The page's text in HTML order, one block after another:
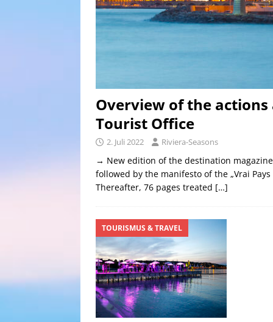
Overview of the
Tourist Office
2. Juli 2022 Riviera-Seasons
→ New edition of the destination
followed by the manifesto of the „Vrai
Thereafter, 76 pages treated […]
TOURISMUS & TRAVEL